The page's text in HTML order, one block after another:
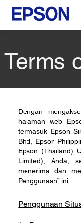
Terms
Dengan
halaman web
termasuk Epson
Bhd, Epson
Epson (Thailand)
Limited), Anda,
menerima dan
Penggunaan” ini.
Penggunaan